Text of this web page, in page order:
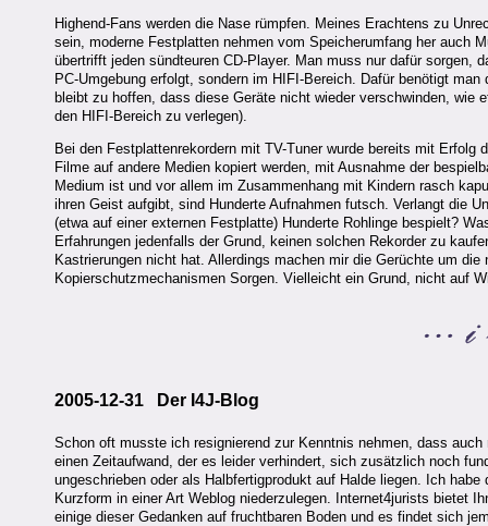
Highend-Fans werden die Nase rümpfen. Meines Erachtens zu
sein, moderne Festplatten nehmen vom Speicherumfang her auch
übertrifft jeden sündteuren CD-Player. Man muss nur dafür sorgen,
PC-Umgebung erfolgt, sondern im HIFI-Bereich. Dafür benötigt
bleibt zu hoffen, dass diese Geräte nicht wieder verschwinden, wie
den HIFI-Bereich zu verlegen).
Bei den Festplattenrekordern mit TV-Tuner wurde bereits mit
Filme auf andere Medien kopiert werden, mit Ausnahme der
Medium ist und vor allem im Zusammenhang mit Kindern rasch
ihren Geist aufgibt, sind Hunderte Aufnahmen futsch. Verlangt die
(etwa auf einer externen Festplatte) Hunderte Rohlinge bespielt?
Erfahrungen jedenfalls der Grund, keinen solchen Rekorder zu
Kastrierungen nicht hat. Allerdings machen mir die Gerüchte um
Kopierschutzmechanismen Sorgen. Vielleicht ein Grund, nicht auf
2005-12-31 Der I4J-Blog
Schon oft musste ich resignierend zur Kenntnis nehmen, dass
einen Zeitaufwand, der es leider verhindert, sich zusätzlich noch
ungeschrieben oder als Halbfertigprodukt auf Halde liegen. Ich
Kurzform in einer Art Weblog niederzulegen. Internet4jurists bietet
einige dieser Gedanken auf fruchtbaren Boden und es findet sich